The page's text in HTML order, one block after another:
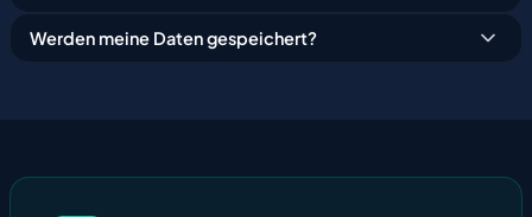
Werden meine Daten gespeichert?